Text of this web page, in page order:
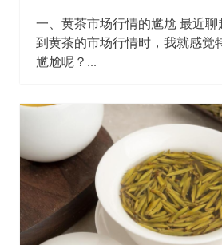
一、黄茶市场行情的尴尬 最近
到黄茶的市场行情时，我就感觉
尴尬呢？...